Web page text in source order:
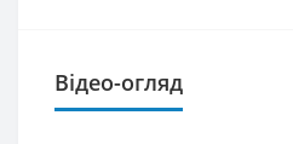
Відео-огляд